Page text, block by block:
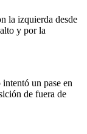
la izquierda desde
y por la
un pase en
de fuera de